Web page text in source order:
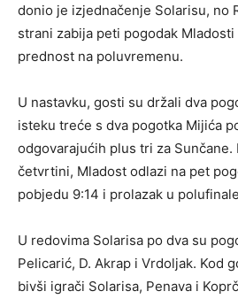
donio je izjednačenje Solarisu, no
strani zabija peti pogodak Mladosti
prednost na poluvremenu.
U nastavku, gosti su držali dva
isteku treće s dva pogotka Mijića
odgovarajućih plus tri za Sunčane.
četvrtini, Mladost odlazi na pet
pobjedu 9:14 i prolazak u
U redovima Solarisa po dva su
Pelicarić, D. Akrap i Vrdoljak. Kod
bivši igrači Solarisa, Penava i